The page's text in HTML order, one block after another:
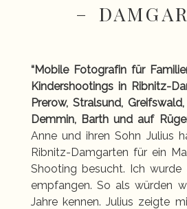
–
“Mobile Fotografin für
Kindershootings in Ribnitz-
Prerow, Stralsund,
Demmin, Barth und auf
Anne und ihren Sohn Julius
Ribnitz-Damgarten für ein
Shooting besucht. Ich wurde
empfangen. So als würden
Jahre kennen. Julius zeigte